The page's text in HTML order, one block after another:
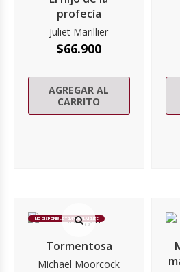
profecía
Juliet Marillier
$66.900
AGREGAR AL
CARRITO
NO DISPONIBLE TEMPORALMENTE
Tormentosa
Michael Moorcock